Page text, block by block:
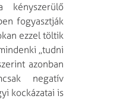
kényszerülő
fogyasztják
ezzel töltik
,,tudni
azonban
negatív
kockázatai is